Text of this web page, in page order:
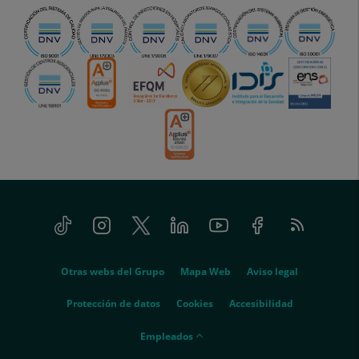
Tiktok InstagramTwitter LinkedinYoutube FacebookFeed
RSS
Otras webs del Grupo Mapa Web Aviso legal
Protección de datos Cookies Accesibilidad
empleados
Empleados